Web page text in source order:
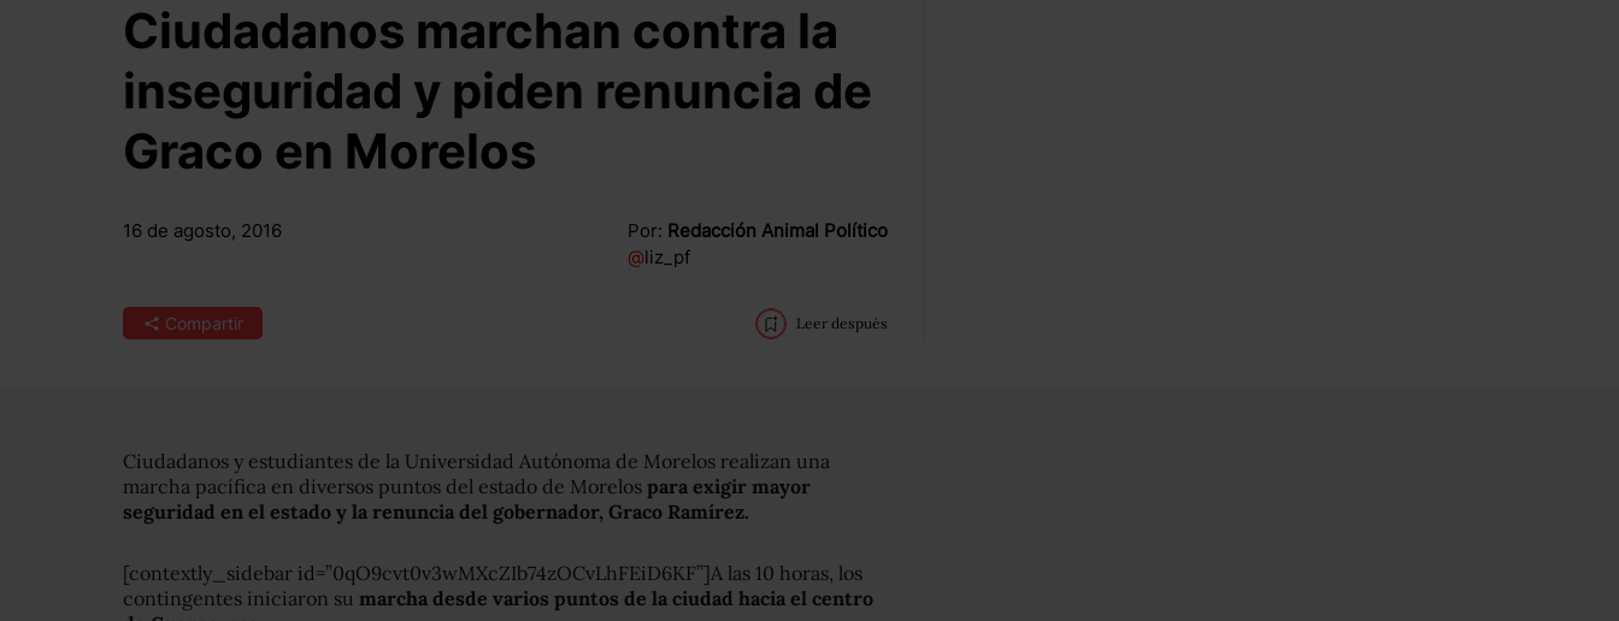
Ciudadanos marchan contra la
inseguridad y piden renuncia de
Graco en Morelos
16 de agosto, 2016 Por: Redacción Animal Político
@liz_pf
Compartir Leer después
Ciudadanos y estudiantes de la Universidad Autónoma de Morelos realizan una
marcha pacífica en diversos puntos del estado de Morelos para exigir mayor
seguridad en el estado y la renuncia del gobernador, Graco Ramírez.
[contextly_sidebar id=”0qO9cvt0v3wMXcZIb74zOCvLhFEiD6KF”]A las 10 horas, los
contingentes iniciaron su marcha desde varios puntos de la ciudad hacia el centro